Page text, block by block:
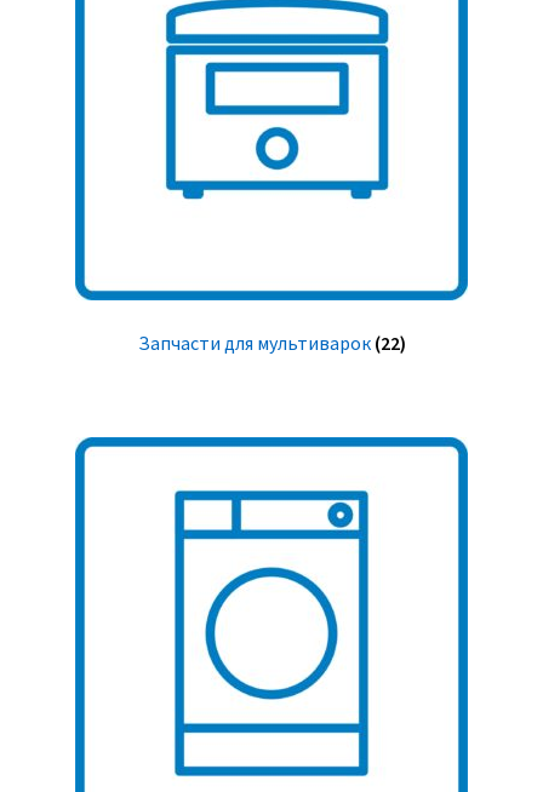
Запчасти для мультиварок (22)